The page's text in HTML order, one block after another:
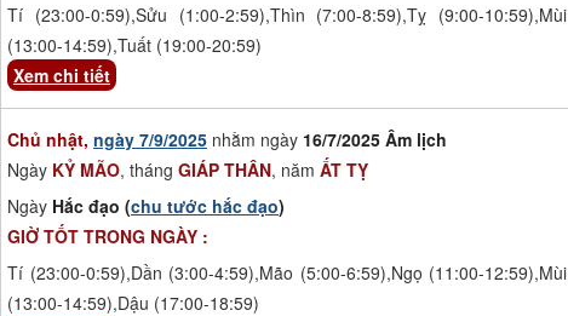
Tí (23:00-0:59),Sửu (1:00-2:59),Thìn (7:00-8:59),Tỵ (9:00-10:59),Mùi
(13:00-14:59),Tuất (19:00-20:59)
Xem chi tiết
Chủ nhật, ngày 7/9/2025 nhằm ngày 16/7/2025 Âm lịch
Ngày KỶ MÃO, tháng GIÁP THÂN, năm ẤT TỴ
Ngày Hắc đạo (chu tước hắc đạo)
GIỜ TỐT TRONG NGÀY :
Tí (23:00-0:59),Dần (3:00-4:59),Mão (5:00-6:59),Ngọ (11:00-12:59),Mùi
(13:00-14:59),Dậu (17:00-18:59)